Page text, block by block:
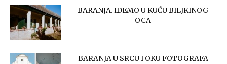
BARANJA. IDEMO U KUĆU BILJKINOG
OCA
BARANJA U SRCU I OKU FOTOGRAFA